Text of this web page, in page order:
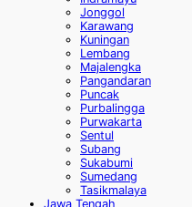
Jonggol
Karawang
Kuningan
Lembang
Majalengka
Pangandaran
Puncak
Purbalingga
Purwakarta
Sentul
Subang
Sukabumi
Sumedang
Tasikmalaya
Jawa Tengah